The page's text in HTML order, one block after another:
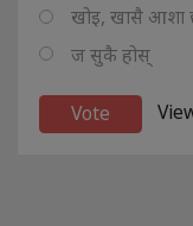
खोइ, खासै आशा
ज सुकै होस्